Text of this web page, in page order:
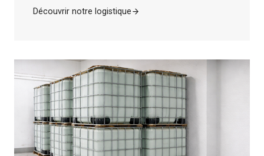
Découvrir notre logistique